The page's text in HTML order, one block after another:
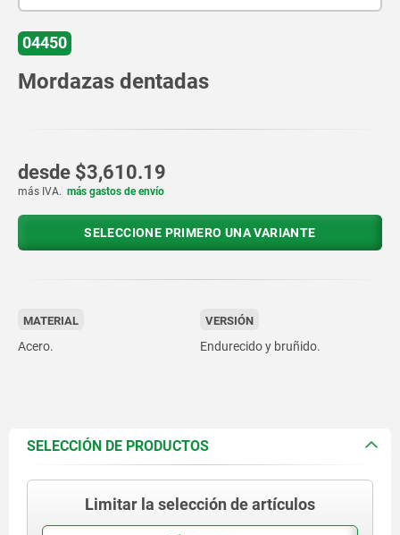
04450
Mordazas dentadas
desde $3,610.19
más IVA. más gastos de envío
SELECCIONE PRIMERO UNA VARIANTE
MATERIAL
Acero.
VERSIÓN
Endurecido y bruñido.
SELECCIÓN DE PRODUCTOS
Limitar la selección de artículos